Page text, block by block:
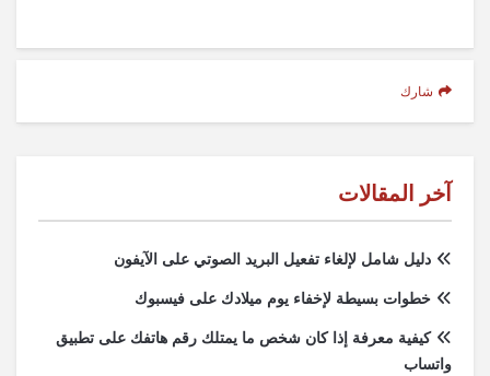
شارك
آخر المقالات
دليل شامل لإلغاء تفعيل البريد الصوتي على الآيفون
خطوات بسيطة لإخفاء يوم ميلادك على فيسبوك
كيفية معرفة إذا كان شخص ما يمتلك رقم هاتفك على تطبيق
واتساب